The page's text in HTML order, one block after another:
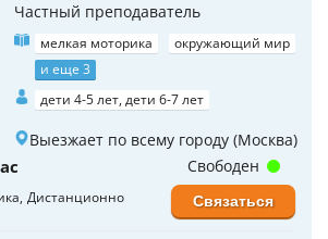
Частный преподаватель
мелкая моторика
окружающий мир
и еще 3
дети 4-5 лет, дети 6-7 лет
Выезжает по всему городу (Москва)
Дистанционно
Свободен
Связаться